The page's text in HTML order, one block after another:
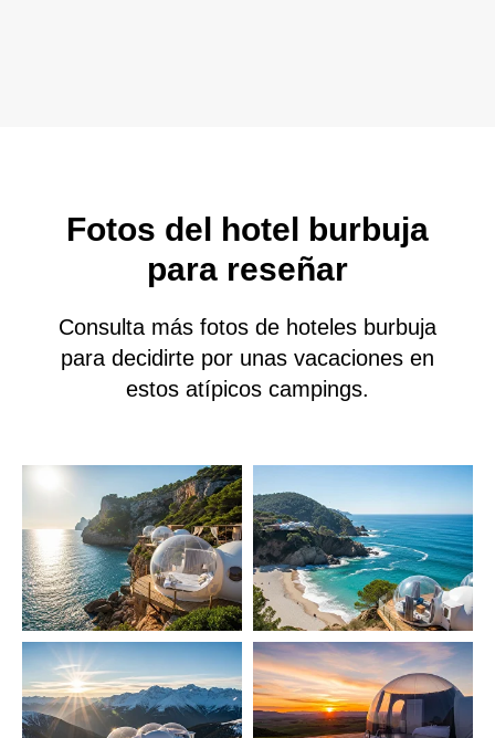
Fotos del hotel burbuja
para reseñar
Consulta más fotos de hoteles burbuja
para decidirte por unas vacaciones en
estos atípicos campings.